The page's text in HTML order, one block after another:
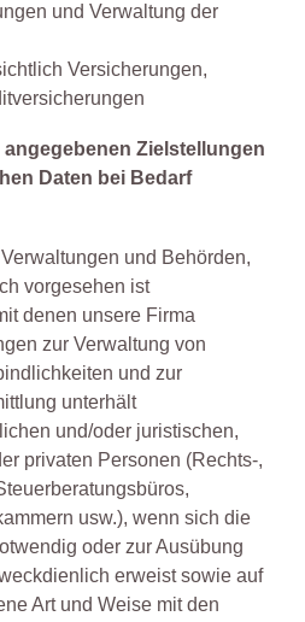
und Verwaltung der
Versicherungen,
angegebenen Zielstellungen
Daten bei Bedarf
und Behörden,
vorgesehen ist
denen unsere Firma
zur Verwaltung von
und zur
unterhält
und/oder juristischen,
privaten Personen (Rechts-,
usw.), wenn sich die
oder zur Ausübung
erweist sowie auf
Art und Weise mit den